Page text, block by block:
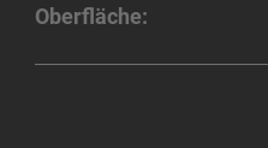
Oberfläche: